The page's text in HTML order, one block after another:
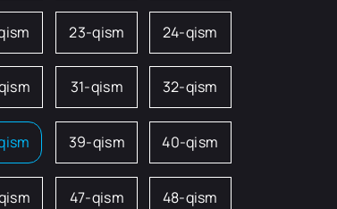
23-qism 24-qism
31-qism 32-qism
39-qism 40-qism
47-qism 48-qism